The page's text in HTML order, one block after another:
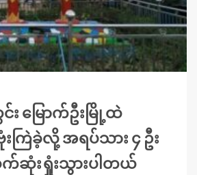
မြောက်ဦးမြို့ထဲ
ြဲခဲ့လို့ အရပ်သား ၄ ဦး
းရှုံးသွားပါတယ်